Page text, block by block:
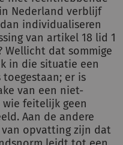
Nederland verblijf
individualiseren
van artikel 18 lid 1
Wellicht dat sommige
in die situatie een
er is
van een niet-
feitelijk geen
Aan de andere
opvatting zijn dat